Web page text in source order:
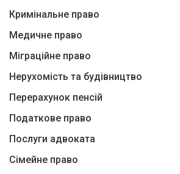
Кримінальне право
Медичне право
Міграційне право
Нерухомість та будівництво
Перерахунок пенсій
Податкове право
Послуги адвоката
Сімейне право